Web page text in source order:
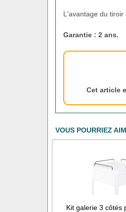
L'avantage du
Garantie : 2 ans.
Cet article
VOUS POURRIEZ
Kit galerie 3 côtés